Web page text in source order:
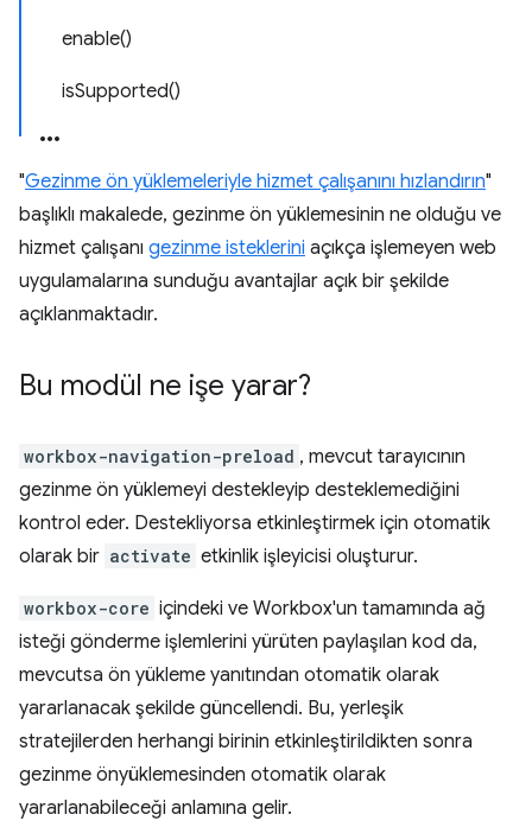
enable()
isSupported()
"Gezinme ön yüklemeleriyle hizmet çalışanını hızlandırın"
başlıklı makalede, gezinme ön yüklemesinin ne olduğu ve
hizmet çalışanı gezinme isteklerini açıkça işlemeyen web
uygulamalarına sunduğu avantajlar açık bir şekilde
açıklanmaktadır.
Bu modül ne işe yarar?
workbox-navigation-preload , mevcut tarayıcının
gezinme ön yüklemeyi destekleyip desteklemediğini
kontrol eder. Destekliyorsa etkinleştirmek için otomatik
olarak bir activate etkinlik işleyicisi oluşturur.
workbox-core içindeki ve Workbox'un tamamında ağ
isteği gönderme işlemlerini yürüten paylaşılan kod da,
mevcutsa ön yükleme yanıtından otomatik olarak
yararlanacak şekilde güncellendi. Bu, yerleşik
stratejilerden herhangi birinin etkinleştirildikten sonra
gezinme önyüklemesinden otomatik olarak
yararlanabileceği anlamına gelir.